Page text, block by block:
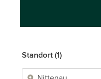
Standort (1)